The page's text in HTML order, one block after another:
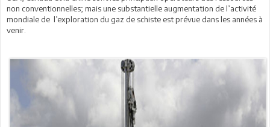
non conventionnelles; mais une substantielle augmentation de l’activité
mondiale de l’exploration du gaz de schiste est prévue dans les années à
venir.